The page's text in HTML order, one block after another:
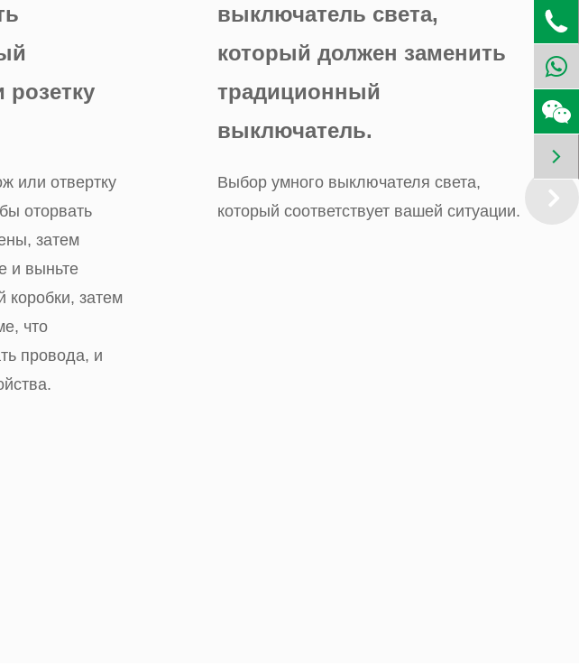
розетку
или отвертку
оторвать
затем
и выньте
коробки, затем
что
провода, и
выключатель света,
который должен заменить
традиционный
выключатель.
Выбор умного выключателя света,
который соответствует вашей ситуации.

